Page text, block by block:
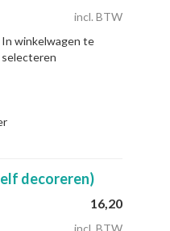
incl. BTW
In winkelwagen te
selecteren
decoreren)
16,20
incl. BTW